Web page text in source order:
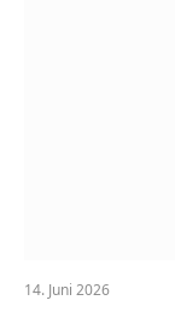
14. Juni 2026